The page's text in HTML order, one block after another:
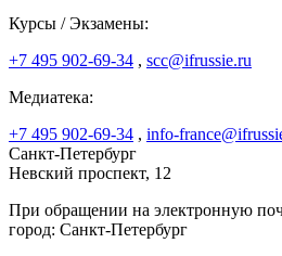
Курсы / Экзамены:
+7 495 902-69-34 , scc@ifrussie.ru
Медиатека:
+7 495 902-69-34 , info-
Санкт-Петербург
Невский проспект, 12
При обращении на электронную
город: Санкт-Петербург